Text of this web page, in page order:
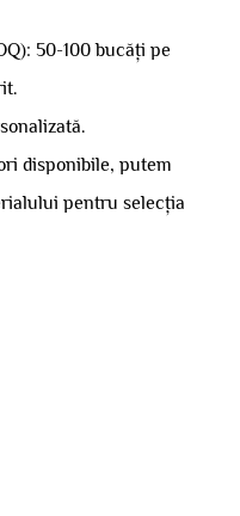
50-100 bucăți pe
disponibile, putem
pentru selecția